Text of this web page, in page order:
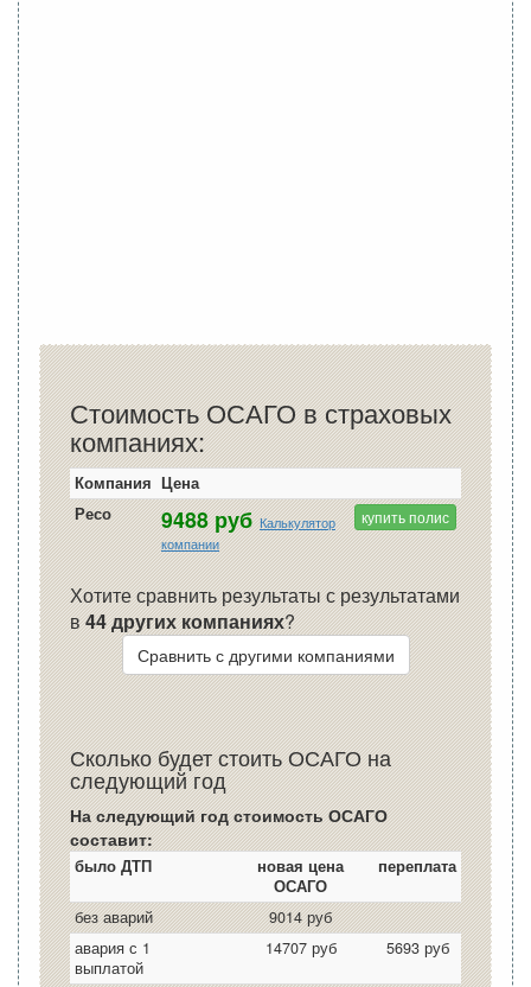
Стоимость ОСАГО в страховых
компаниях:
Компания Цена
Ресо
9488 руб Калькулятор
компании
купить полис
Хотите сравнить результаты с результатами
в44 других компаниях?
Сравнить с другими компаниями
Сколько будет стоить ОСАГО на
следующий год
На следующий год стоимость ОСАГО
составит:
было ДТП
новая цена
ОСАГО
переплата
без аварий
9014 руб
авария с 1
выплатой
14707 руб 5693 руб